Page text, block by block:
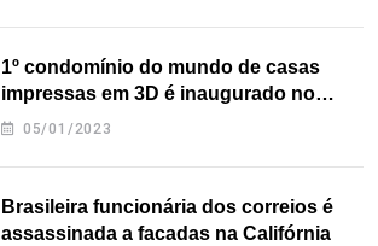
1º condomínio do mundo de casas
impressas em 3D é inaugurado no
Texas
05/01/2023
Brasileira funcionária dos correios é
assassinada a facadas na Califórnia